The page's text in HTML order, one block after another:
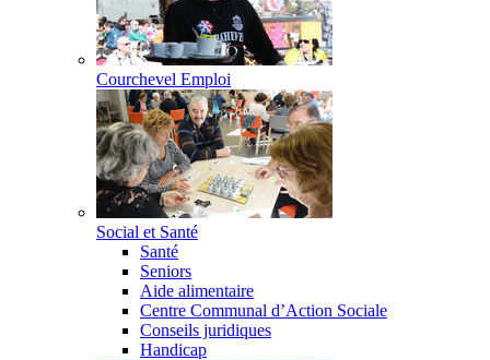
Courchevel Emploi
Social et Santé
Santé
Seniors
Aide alimentaire
Centre Communal d’Action Sociale
Conseils juridiques
Handicap